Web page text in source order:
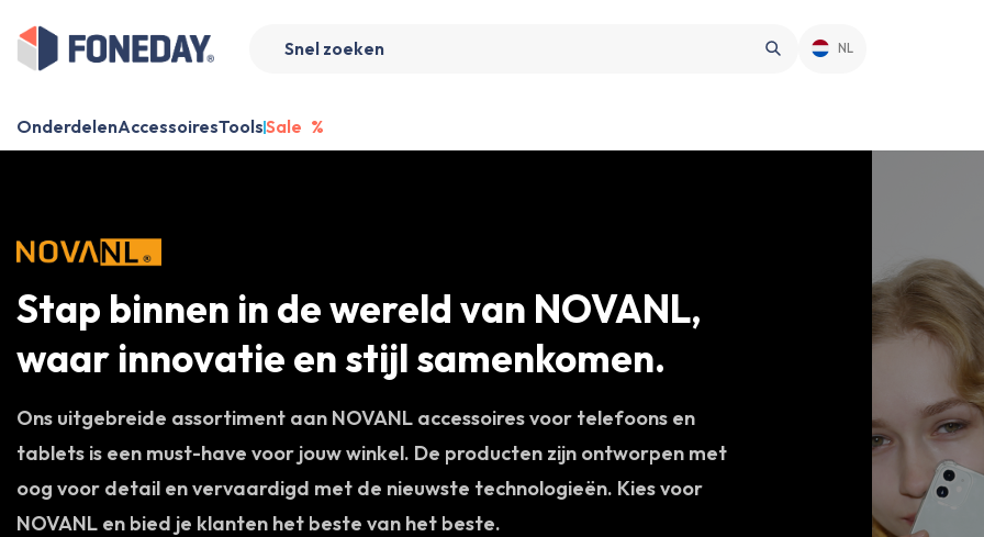
NL
OnderdelenAccessoiresToolsSale %
Stap binnen in de wereld van NOVANL,
waar innovatie en stijl samenkomen.
Ons uitgebreide assortiment aan NOVANL accessoires voor telefoons en
tablets is een must-have voor jouw winkel. De producten zijn ontworpen met
oog voor detail en vervaardigd met de nieuwste technologieën. Kies voor
NOVANL en bied je klanten het beste van het beste.